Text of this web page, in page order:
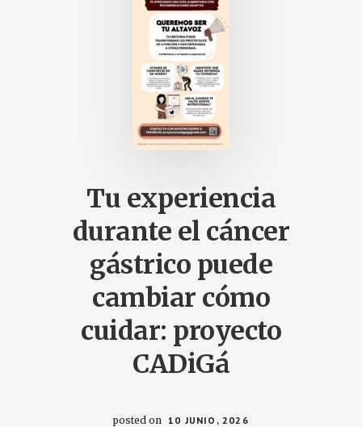
Tu experiencia
durante el cáncer
gástrico puede
cambiar cómo
cuidar: proyecto
CADiGá
posted on 10 JUNIO, 2026